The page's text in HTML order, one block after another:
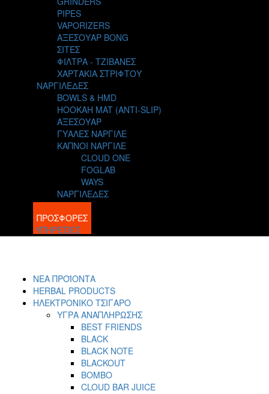
PIPES
VAPORIZERS
ΑΞΕΣΟΥΑΡ BONG
ΣΙΤΕΣ
ΦΙΛΤΡΑ - ΤΖΙΒΑΝΕΣ
ΧΑΡΤΑΚΙΑ ΣΤΡΙΦΤΟΥ
ΝΑΡΓΙΛΕΔΕΣ
BOWLS & HMD
HOOKAH MAT (ANTI-SLIP)
ΑΞΕΣΟΥΑΡ
ΓΥΑΛΕΣ ΝΑΡΓΙΛΕ
ΚΑΠΝΟΙ ΝΑΡΓΙΛΕ
CLOUD ONE
FOGLAB
WAYS
ΝΑΡΓΙΛΕΔΕΣ
BLOG
ΠΡΟΣΦΟΡΕΣ
ΥΠΗΡΕΣΙΕΣ
ΝΕΑ ΠΡΟΪΟΝΤΑ
HERBAL PRODUCTS
ΗΛΕΚΤΡΟΝΙΚΟ ΤΣΙΓΑΡΟ
ΥΓΡΑ ΑΝΑΠΛΗΡΩΣΗΣ
BEST FRIENDS
BLACK
BLACK NOTE
BLACKOUT
BOMBO
CLOUD BAR JUICE